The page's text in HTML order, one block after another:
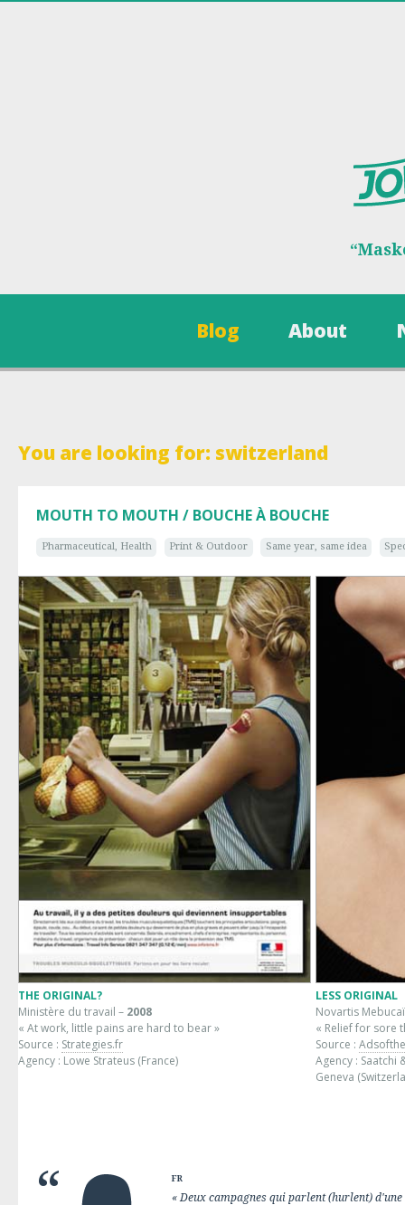
Blog About
You are looking for: switzerland
MOUTH TO MOUTH / BOUCHE À BOUCHE
Pharmaceutical, Health Print & Outdoor Same year, same idea
THE ORIGINAL?
Ministère du travail – 2008
« At work, little pains are hard to bear »
Source : Strategies.fr
Agency : Lowe Strateus (France)
LESS ORIGINAL
Novartis
« Relief for sore
Source :
Agency : Saatchi
Geneva
FR
« Deux campagnes qui parlent (hurlent) d'une